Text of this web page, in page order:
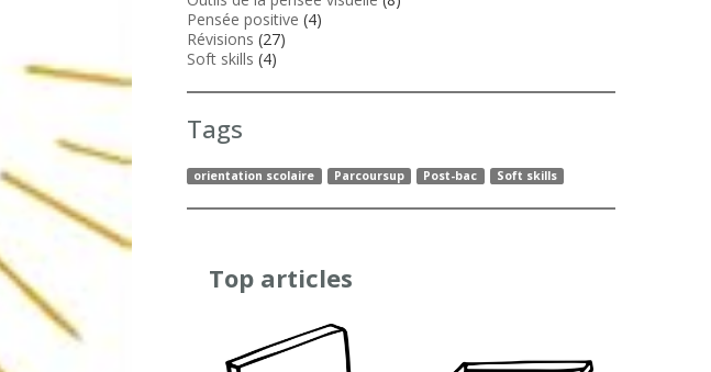
Pensée positive (4)
Révisions (27)
Soft skills (4)
Tags
orientation scolaire Parcoursup Post-bac Soft skills
Top articles